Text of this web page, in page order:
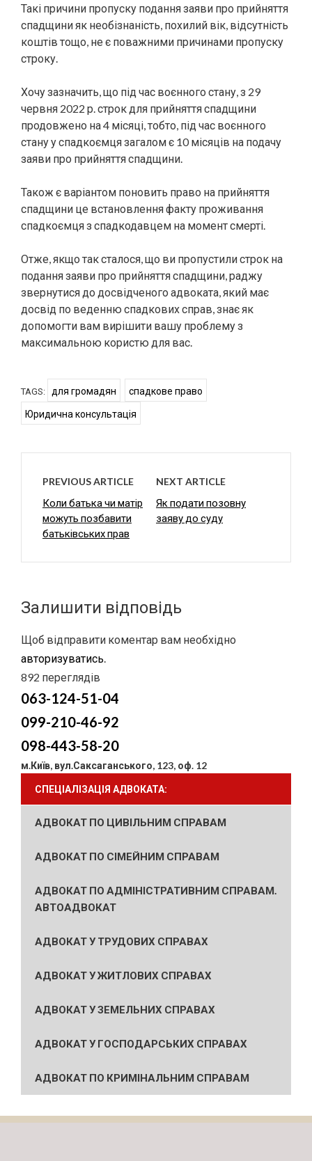
Такі причини пропуску подання заяви про прийняття
спадщини як необізнаність, похилий вік, відсутність
коштів тощо, не є поважними причинами пропуску
строку.
Хочу зазначить, що під час воєнного стану, з 29
червня 2022 р. строк для прийняття спадщини
продовжено на 4 місяці, тобто, під час воєнного
стану у спадкоємця загалом є 10 місяців на подачу
заяви про прийняття спадщини.
Також є варіантом поновить право на прийняття
спадщини це встановлення факту проживання
спадкоємця з спадкодавцем на момент смерті.
Отже, якщо так сталося, що ви пропустили строк на
подання заяви про прийняття спадщини, раджу
звернутися до досвідченого адвоката, який має
досвід по веденню спадкових справ, знає як
допомогти вам вирішити вашу проблему з
максимальною користю для вас.
TAGS: для громадян спадкове право
Юридична консультація
PREVIOUS ARTICLE
Коли батька чи матір
можуть позбавити
батьківських прав
NEXT ARTICLE
Як подати позовну
заяву до суду
Залишити відповідь
Щоб відправити коментар вам необхідно
авторизуватись
892 переглядів
063-124-51-04
099-210-46-92
098-443-58-20
м.Київ, вул.Саксаганського, 123, оф. 12
СПЕЦІАЛІЗАЦІЯ АДВОКАТА:
АДВОКАТ ПО ЦИВІЛЬНИМ СПРАВАМ
АДВОКАТ ПО СІМЕЙНИМ СПРАВАМ
АДВОКАТ ПО АДМІНІСТРАТИВНИМ СПРАВАМ.
АВТОАДВОКАТ
АДВОКАТ У ТРУДОВИХ СПРАВАХ
АДВОКАТ У ЖИТЛОВИХ СПРАВАХ
АДВОКАТ У ЗЕМЕЛЬНИХ СПРАВАХ
АДВОКАТ У ГОСПОДАРСЬКИХ СПРАВАХ
АДВОКАТ ПО КРИМІНАЛЬНИМ СПРАВАМ